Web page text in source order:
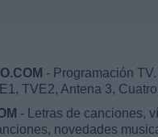
- Programación
TVE2, Antena 3,
- Letras de canciones,
novedades